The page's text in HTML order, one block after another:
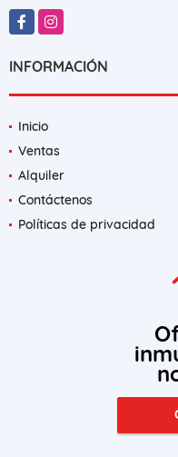
FacebookInstagram
INFORMACIÓN
Inicio
Ventas
Alquiler
Contáctenos
Políticas de privacidad